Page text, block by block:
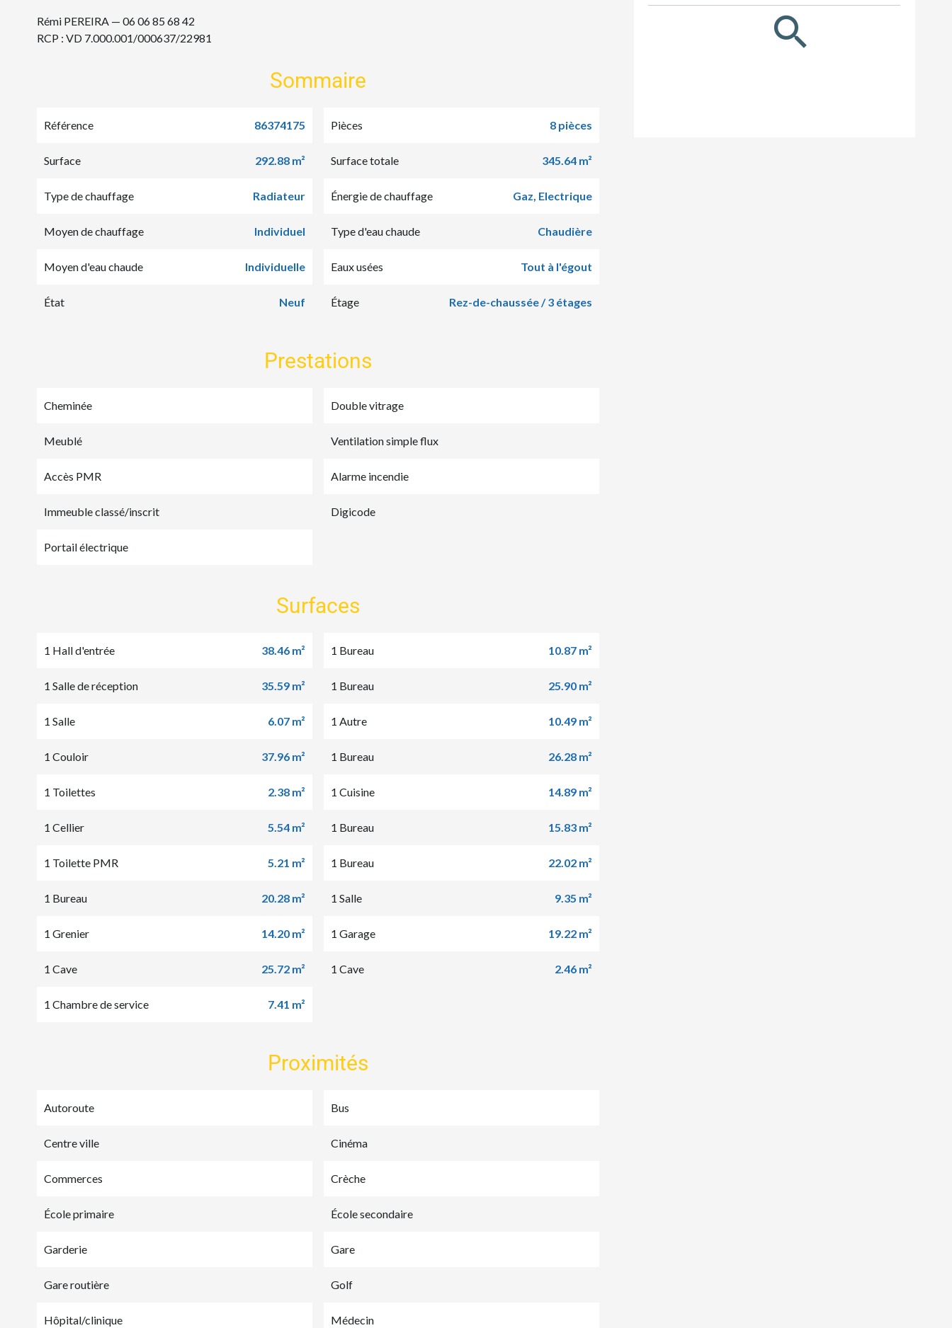
Rémi PEREIRA — 06 06 85 68 42
RCP : VD 7.000.001/000637/22981
Sommaire
Référence 86374175 Pièces 8 pièces
Surface 292.88 m² Surface totale 345.64 m²
Type de chauffage Radiateur Énergie de chauffage Gaz, Electrique
Moyen de chauffage Individuel Type d'eau chaude Chaudière
Moyen d'eau chaude Individuelle Eaux usées Tout à l'égout
État Neuf Étage Rez-de-chaussée / 3 étages
Prestations
Cheminée Double vitrage
Meublé Ventilation simple flux
Accès PMR Alarme incendie
Immeuble classé/inscrit Digicode
Portail électrique
Surfaces
1 Hall d'entrée 38.46 m² 1 Bureau 10.87 m²
1 Salle de réception 35.59 m² 1 Bureau 25.90 m²
1 Salle 6.07 m² 1 Autre 10.49 m²
1 Couloir 37.96 m² 1 Bureau 26.28 m²
1 Toilettes 2.38 m² 1 Cuisine 14.89 m²
1 Cellier 5.54 m² 1 Bureau 15.83 m²
1 Toilette PMR 5.21 m² 1 Bureau 22.02 m²
1 Bureau 20.28 m² 1 Salle 9.35 m²
1 Grenier 14.20 m² 1 Garage 19.22 m²
1 Cave 25.72 m² 1 Cave 2.46 m²
1 Chambre de service 7.41 m²
Proximités
Autoroute Bus
Centre ville Cinéma
Commerces Crèche
École primaire École secondaire
Garderie Gare
Gare routière Golf
Hôpital/clinique Médecin